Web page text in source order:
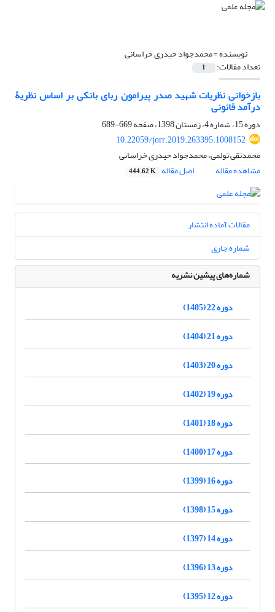
نویسنده =محمدجواد حیدری خراسانی
تعداد مقالات: 1
بازخوانی نظریات شهید صدر پیرامون ربای بانکی بر اساس نظریۀ
درآمد قانونی
دوره 15، شماره 4، زمستان 1398، صفحه
669-689
10.22059/jorr.2019.263395.1008152
محمدتقی تولمی، محمدجواد حیدری خراسانی
مشاهده مقاله
اصل مقاله 444.62 K
مقالات آماده انتشار
شماره جاری
شماره‌های پیشین نشریه
دوره 22 (1405)
دوره 21 (1404)
دوره 20 (1403)
دوره 19 (1402)
دوره 18 (1401)
دوره 17 (1400)
دوره 16 (1399)
دوره 15 (1398)
دوره 14 (1397)
دوره 13 (1396)
دوره 12 (1395)